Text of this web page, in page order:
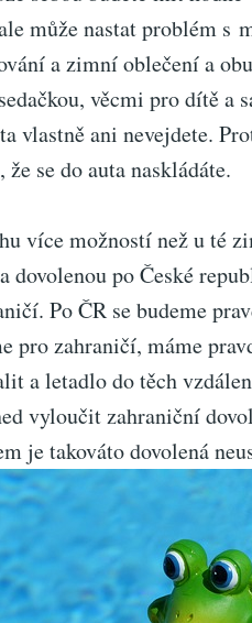
může nastat problém s
a zimní oblečení a
věcmi pro dítě a
vlastně ani nevejdete.
se do auta naskládáte.
více možností než u té
dovolenou po České
Po ČR se budeme
pro zahraničí, máme
a letadlo do těch
vyloučit zahraniční
je takováto dovolená